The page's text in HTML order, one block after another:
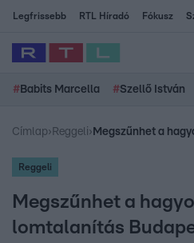
Legfrissebb RTL Híradó Fókusz
# Babits Marcella #Szellő István
Címlap› Reggeli›
Reggeli
Megszűnhet a
lomtalanítás